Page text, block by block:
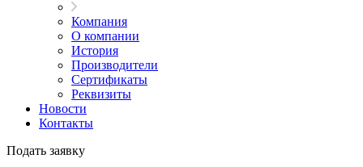
Компания
О компании
История
Производители
Сертификаты
Реквизиты
Новости
Контакты
Подать заявку